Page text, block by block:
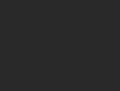
與聯絡方式